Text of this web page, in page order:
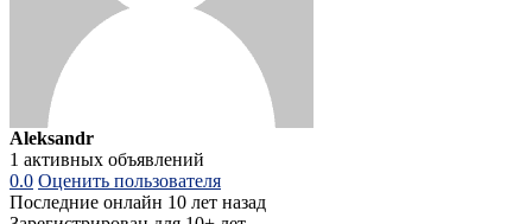
Aleksandr
1 активных объявлений
0.0 Оценить пользователя
Последние онлайн 10 лет назад